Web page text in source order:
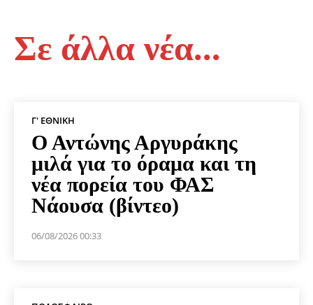
Σε άλλα νέα...
Γ' ΕΘΝΙΚΉ
Ο Αντώνης Αργυράκης
μιλά για το όραμα και τη
νέα πορεία του ΦΑΣ
Νάουσα (βίντεο)
06/08/2026 00:33